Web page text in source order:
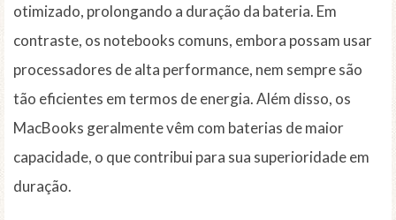
otimizado, prolongando a duração da bateria. Em
contraste, os notebooks comuns, embora possam usar
processadores de alta performance, nem sempre são
tão eficientes em termos de energia. Além disso, os
MacBooks geralmente vêm com baterias de maior
capacidade, o que contribui para sua superioridade em
duração.